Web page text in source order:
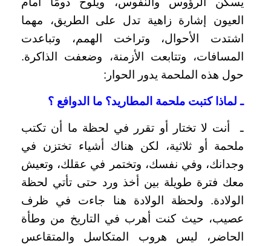
العيون إشارة زاهية تدل على الطريق، مهما
اشتدت الأحوال، وتراخت الهمم، وتباعدت
المسافات، وتتابعت الأزمنة، وضعفت الذاكرة.
حول هذه الملحمة يدور الحوار:
ـ لماذا كتبت ملحمة المطاريد؟ ما الدوافع ؟
ـ أنت لا تختار أو تقرر في لحظة ما أن تكتب
ملحمة أو ثلاثية، لكن هناك أشياء تختزن في
وجدانك، وفي نفسك، وتختمر في عقلك، وتعيش
معك فترة طويلة بين أخذ ورد حتى تأتي لحظة
الولادة. ولحظة الولادة هنا جاءت في ظرف
عصيب، حيث كنت أهرب في التاريخ من وطأة
الحاضر، ليس هروب المتكاسل والمتقاعس